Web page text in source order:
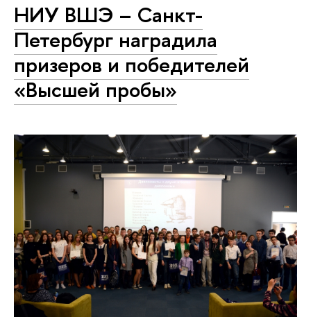
НИУ ВШЭ – Санкт-
Петербург наградила
призеров и победителей
«Высшей пробы»